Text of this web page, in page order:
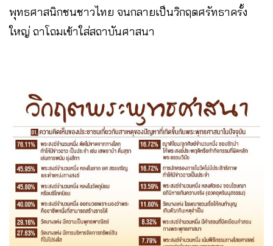
พุทธศาสนิกชนชาวไทย จนกลายเป็นวิกฤตศรัทธาครั้ง
ใหญ่ ถาโถมเข้าใส่สถาบันศาสนา